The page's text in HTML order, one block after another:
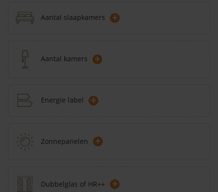
Aantal slaapkamers +
Aantal kamers +
Energie label +
Zonnepanelen +
Dubbelglas of HR++ +